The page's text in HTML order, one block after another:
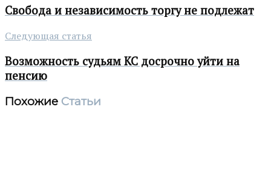
Свобода и независимость торгу не подлежат
Следующая статья
Возможность судьям КС досрочно уйти на
пенсию
Похожие Статьи